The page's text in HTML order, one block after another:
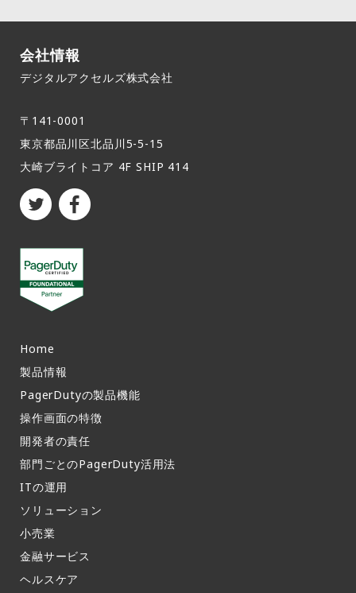
会社情報
デジタルアクセルズ株式会社
〒141-0001
東京都品川区北品川5-5-15​
大崎ブライトコア 4F SHIP 414
Home
製品情報​
PagerDutyの製品機能​
操作画面の特徴​
開発者の責任
部門ごとのPagerDuty活用法​
ITの運用​
ソリューション
小売業
金融サービス
ヘルスケア